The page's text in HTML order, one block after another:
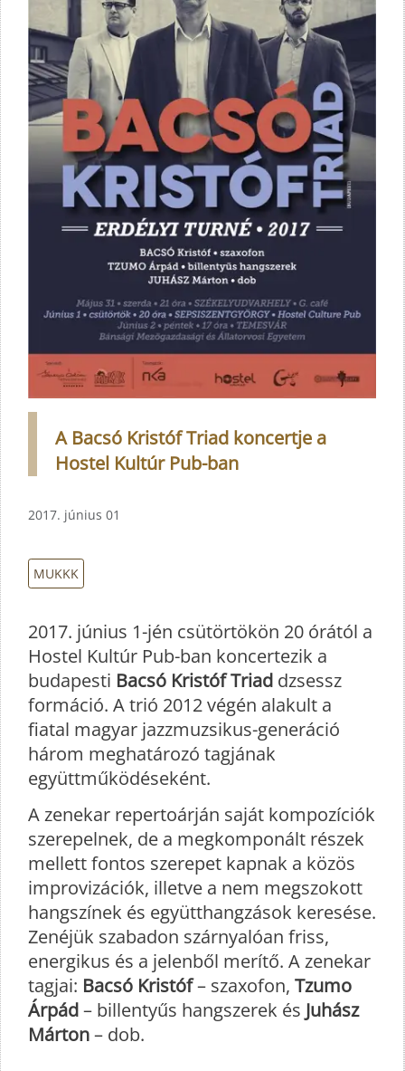
A Bacsó Kristóf Triad koncertje a
Hostel Kultúr Pub-ban
2017. június 01
MUKKK
2017. június 1-jén csütörtökön 20 órától a
Hostel Kultúr Pub-ban koncertezik a
budapesti Bacsó Kristóf Triad dzsessz
formáció. A trió 2012 végén alakult a
fiatal magyar jazzmuzsikus-generáció
három meghatározó tagjának
együttműködéseként.
A zenekar repertoárján saját kompozíciók
szerepelnek, de a megkomponált részek
mellett fontos szerepet kapnak a közös
improvizációk, illetve a nem megszokott
hangszínek és együtthangzások keresése.
Zenéjük szabadon szárnyalóan friss,
energikus és a jelenből merítő. A zenekar
tagjai: Bacsó Kristóf– szaxofon, Tzumo
Árpád– billentyűs hangszerek és Juhász
Márton– dob.